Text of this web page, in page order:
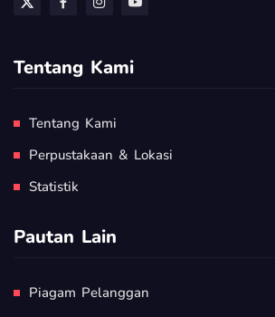
Tentang Kami
Tentang Kami
Perpustakaan & Lokasi
Statistik
Pautan Lain
Piagam Pelanggan